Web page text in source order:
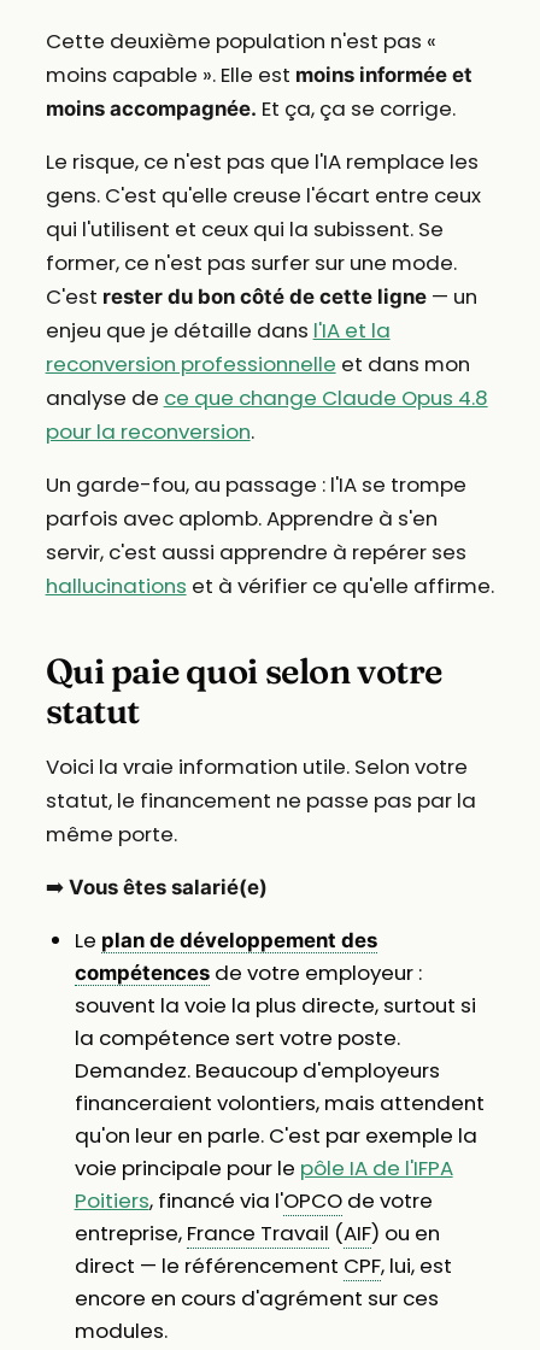
Cette deuxième population n'est pas «
moins capable ». Elle est moins informée et
moins accompagnée. Et ça, ça se corrige.
Le risque, ce n'est pas que l'IA remplace les
gens. C'est qu'elle creuse l'écart entre ceux
qui l'utilisent et ceux qui la subissent. Se
former, ce n'est pas surfer sur une mode.
C'est rester du bon côté de cette ligne— un
enjeu que je détaille dans l'IA et la
reconversion professionnelle et dans mon
analyse de ce que change Claude Opus 4.8
pour la reconversion.
Un garde-fou, au passage : l'IA se trompe
parfois avec aplomb. Apprendre à s'en
servir, c'est aussi apprendre à repérer ses
hallucinations et à vérifier ce qu'elle affirme.
Qui paie quoi selon votre
statut
Voici la vraie information utile. Selon votre
statut, le financement ne passe pas par la
même porte.
➡️ Vous êtes salarié(e)
Le plan de développement des
compétencesde votre employeur :
souvent la voie la plus directe, surtout si
la compétence sert votre poste.
Demandez. Beaucoup d'employeurs
financeraient volontiers, mais attendent
qu'on leur en parle. C'est par exemple la
voie principale pour le pôle IA de l'IFPA
Poitiers, financé via l'OPCOde votre
entreprise, France Travail (AIF) ou en
direct — le référencement CPF, lui, est
encore en cours d'agrément sur ces
modules.